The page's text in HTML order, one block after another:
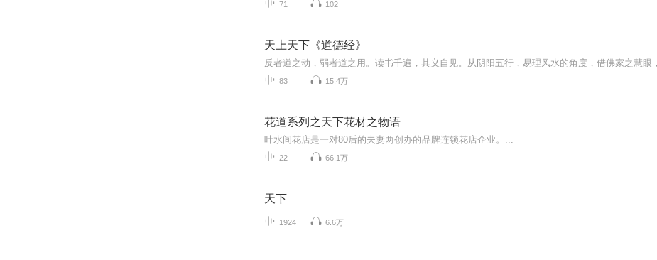
71 102
天上天下《道德经》
83 15.4万
花道系列之天下花材之物语
叶水间花店是一对80后的夫妻两创办的品牌连锁花店企业。...
22 66.1万
天下
1924 6.6万